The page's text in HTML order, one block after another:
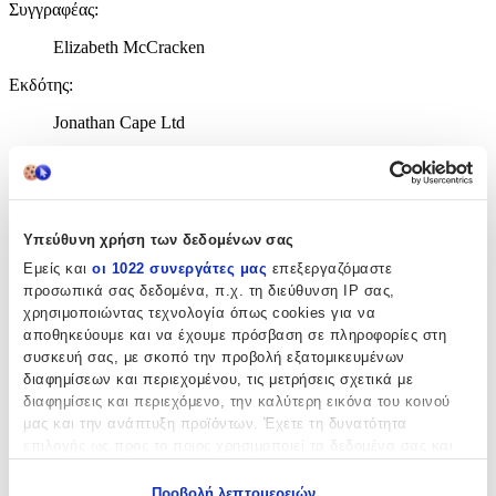
Υπεύθυνη χρήση των δεδομένων σας
Εμείς και οι 1022 συνεργάτες μας επεξεργαζόμαστε
προσωπικά σας δεδομένα, π.χ. τη διεύθυνση IP σας,
χρησιμοποιώντας τεχνολογία όπως cookies για να
αποθηκεύουμε και να έχουμε πρόσβαση σε πληροφορίες στη
συσκευή σας, με σκοπό την προβολή εξατομικευμένων
διαφημίσεων και περιεχομένου, τις μετρήσεις σχετικά με
διαφημίσεις και περιεχόμενο, την καλύτερη εικόνα του κοινού
μας και την ανάπτυξη προϊόντων. Έχετε τη δυνατότητα
Συγγραφέας:
Elizabeth McCracken
Εκδότης:
Jonathan Cape Ltd
Αριθμός Σελίδων
256
Διαστάσεις:
1.9x13.5x21.6
cm
Χαρτί Εξωφύλλου:
Paperback / softback
Γλώσσα: